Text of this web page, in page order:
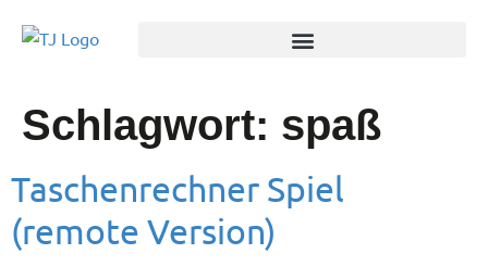
Schlagwort: spaß
Taschenrechner Spiel
(remote Version)